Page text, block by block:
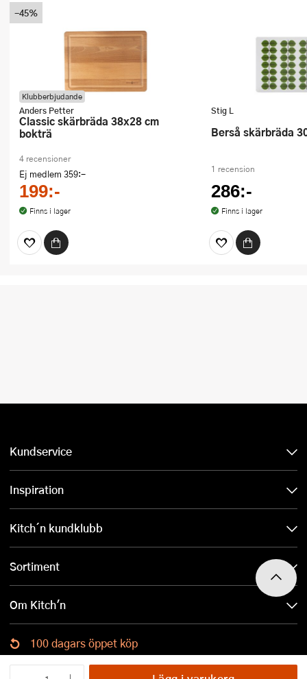
Klubberbjudande
Anders Petter
Classic skärbräda 38x28 cm
bokträ
4 recensioner
Ej medlem 359:-
199:-
Finns i lager
-45%
Stig L
Berså skärbräda
1 recension
286:-
Finns i lager
Kundservice
Inspiration
Kitch´n kundklubb
Sortiment
Om Kitch'n
100 dagars öppet köp
Ladda ned Kitch´n-appen